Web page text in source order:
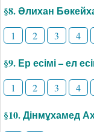
§8. Әлихан
1 2 3 4
§9. Ер есімі – ел
1 2 3 4
§10. Дінмұхамед